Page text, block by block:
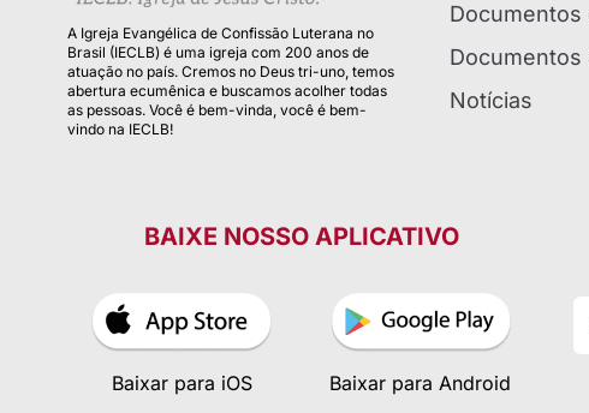
A Igreja Evangélica de Confissão Luterana no
Brasil (IECLB) é uma igreja com 200 anos de
atuação no país. Cremos no Deus tri-uno, temos
abertura ecumênica e buscamos acolher todas
as pessoas. Você é bem-vinda, você é bem-
vindo na IECLB!
Documentos
Documentos
Notícias
BAIXE NOSSO APLICATIVO
Baixar para iOS Baixar para Android